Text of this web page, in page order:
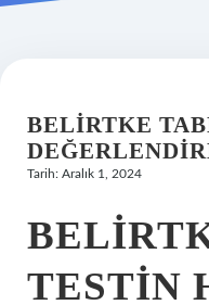
Hakkımızda
BELIRTKE
Tarih: Aralık 1, 2024
TESTIN